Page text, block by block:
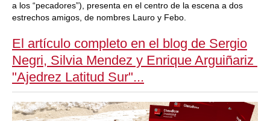
a los “pecadores”), presenta en el centro de la escena a dos
estrechos amigos, de nombres Lauro y Febo.
El artículo completo en el blog de Sergio
Negri, Silvia Mendez y Enrique Arguiñariz
"Ajedrez Latitud Sur"...